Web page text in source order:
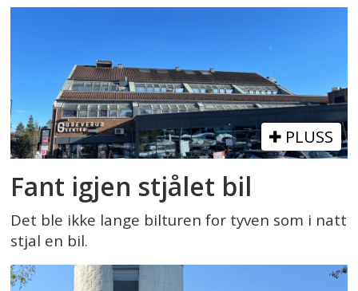
PLUSS
Fant igjen stjålet bil
Det ble ikke lange bilturen for tyven som i natt
stjal en bil.